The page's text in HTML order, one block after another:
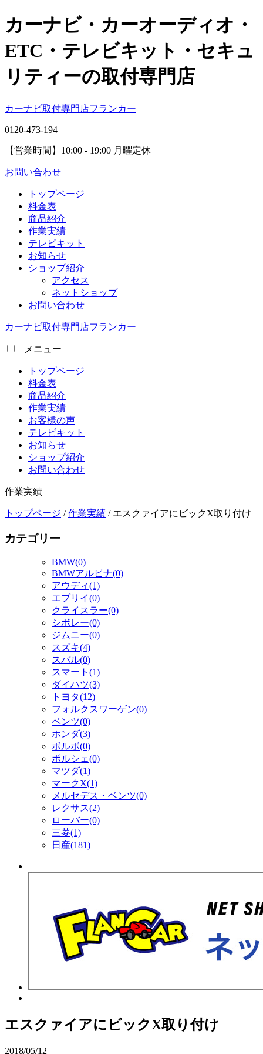
カーナビ・カーオーディオ・
ETC・テレビキット・セキュ
リティーの取付専門店
カーナビ取付専⾨店フランカー
0120-473-194
【営業時間】 10:00 - 19:00 月曜定休
お問い合わせ
トップページ
料金表
商品紹介
作業実績
テレビキット
お知らせ
ショップ紹介
アクセス
ネットショップ
お問い合わせ
カーナビ取付専⾨店フランカー
≡ メニュー
トップページ
料金表
商品紹介
作業実績
お客様の声
テレビキット
お知らせ
ショップ紹介
お問い合わせ
作業実績
トップページ /作業実績 / エスクァイアにビックX取り付け
カテゴリー
BMW(0)
BMWアルピナ(0)
アウディ(1)
エブリイ(0)
クライスラー(0)
シボレー(0)
ジムニー(0)
スズキ(4)
スバル(0)
スマート(1)
ダイハツ(3)
トヨタ(12)
フォルクスワーゲン(0)
ベンツ(0)
ホンダ(3)
ボルボ(0)
ポルシェ(0)
マツダ(1)
マークX(1)
メルセデス・ベンツ(0)
レクサス(2)
ローバー(0)
三菱(1)
日産(181)
エスクァイアにビックX取り付け
2018/05/12